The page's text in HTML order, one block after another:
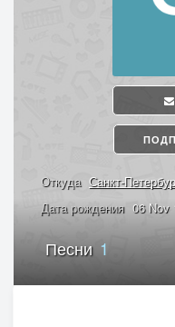
Откуда Санкт-
Дата рождения 06 Nov
Песни 1